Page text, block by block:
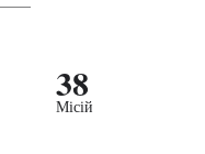
38
Місій